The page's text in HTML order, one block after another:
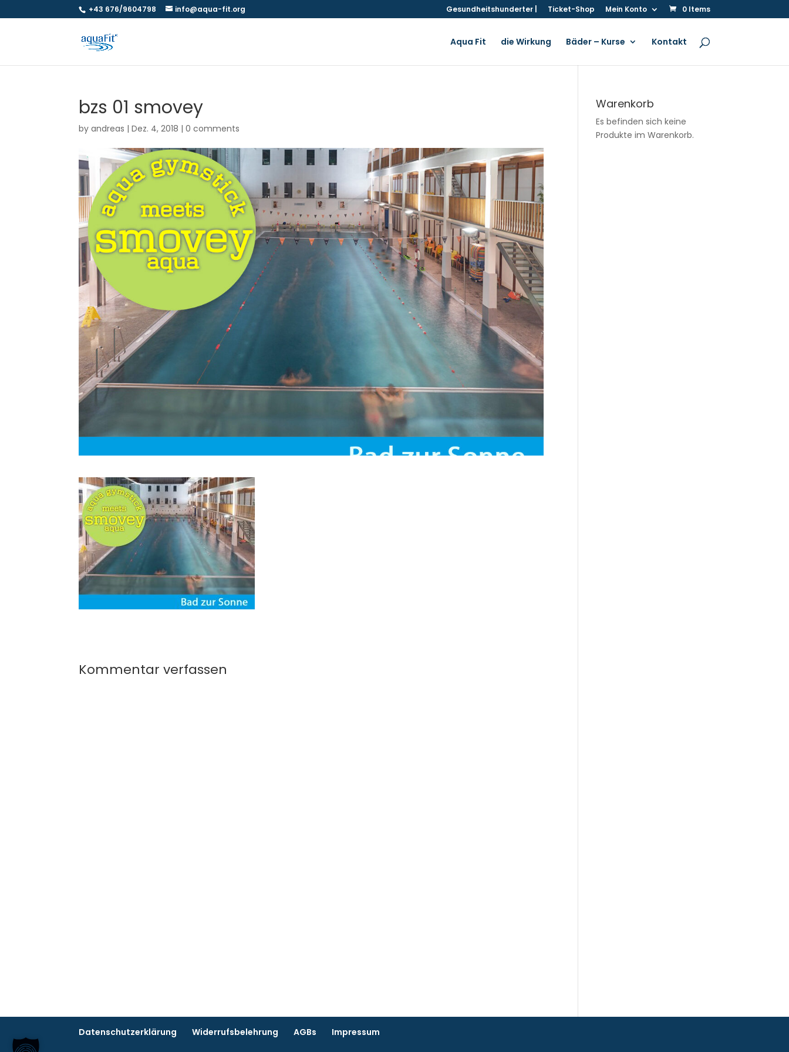
+43 676/9604798 info@aqua-fit.org Gesundheitshunderter | Ticket-Shop Mein Konto 0 Items
Aqua Fit die Wirkung Bäder – Kurse Kontakt
bzs 01 smovey
byandreas |Dez. 4, 2018 |0 comments
Kommentar verfassen
Warenkorb
Es befinden sich keine
Produkte im Warenkorb.
Datenschutzerklärung Widerrufsbelehrung AGBs Impressum